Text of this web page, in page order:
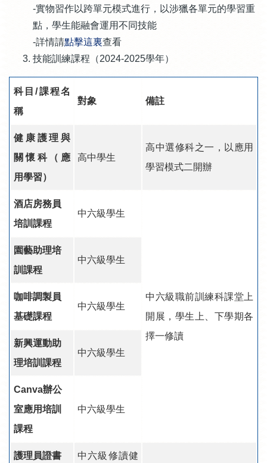
-實物習作以跨單元模式進行，以涉獵各單元的學習重
點，學生能融會運用不同技能
-詳情請點擊這裏查看
技能訓練課程（2024-2025學年）
科目/課程名
稱
對象 備註
健康護理與
關懷科（應
用學習）
高中學生
高中選修科之一，以應用
學習模式二開辦
酒店房務員
培訓課程
中六級學生
中六級職前訓練科課堂上
開展，學生上、下學期各
擇一修讀
園藝助理培
訓課程
中六級學生
咖啡調製員
基礎課程
中六級學生
新興運動助
理培訓課程
中六級學生
Canva辦公
室應用培訓
課程
中六級學生
護理員證書
中六級修讀健